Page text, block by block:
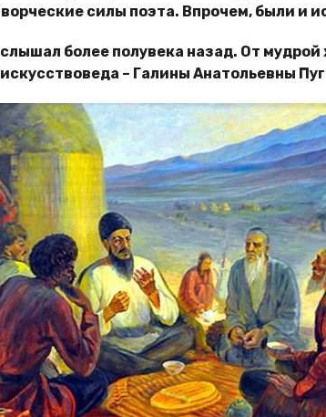
силы поэта. Впрочем, были и
более полувека назад. От
– Галины Анатольевны